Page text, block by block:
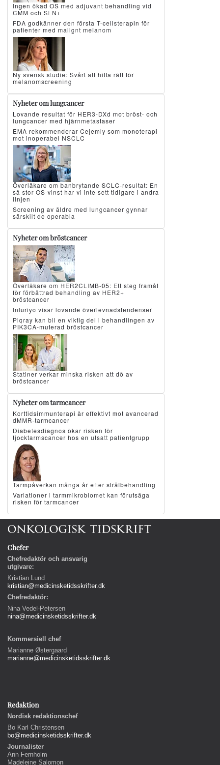
Ingen ökad OS med adjuvant behandling vid
CMM och SLN+
FDA godkänner den första T-cellsterapin för
patienter med malignt melanom
Ny svensk studie: Svårt att hitta rätt för
melanomscreening
Nyheter om lungcancer
Lovande resultat för HER3-DXd mot bröst- och
lungcancer med hjärnmetastaser
EMA rekommenderar Cejemly som monoterapi
mot inoperabel NSCLC
Överläkare om banbrytande SCLC-resultat: En
så stor OS-vinst har vi inte sett tidigare i andra
linjen
Screening av äldre med lungcancer gynnar
särskilt de operabla
Nyheter om bröstcancer
Överläkare om HER2CLIMB-05: Ett steg framåt
för förbättrad behandling av HER2+
bröstcancer
Inluriyo visar lovande överlevnadstendenser
Piqray kan bli en viktig del i behandlingen av
PIK3CA-muterad bröstcancer
Statiner verkar minska risken att dö av
bröstcancer
Nyheter om tarmcancer
Korttidsimmunterapi är effektivt mot avancerad
dMMR-tarmcancer
Diabetesdiagnos ökar risken för
tjocktarmscancer hos en utsatt patientgrupp
Tarmpåverkan många år efter strålbehandling
Variationer i tarmmikrobiomet kan förutsäga
risken för tarmcancer
Chefer
Chefredaktör och ansvarig
utgivare:
Kristian Lund
kristian@medicinsketidsskrifter.dk
Chefredaktör:
Nina Vedel-Petersen
nina@medicinsketidsskrifter.dk
Kommersiell chef
Marianne Østergaard
marianne@medicinsketidsskrifter.dk
Redaktion
Nordisk redaktionschef
Bo Karl Christensen
bo@medicinsketidsskrifter.dk
Journalister
Ann Fernholm
Madeleine Salomon